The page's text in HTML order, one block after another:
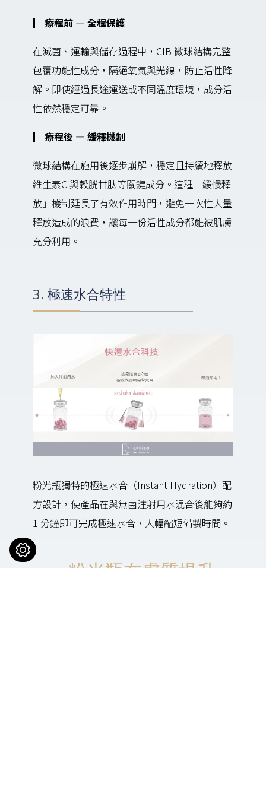
▎ 療程前 — 全程保護
在滅菌、運輸與儲存過程中，CIB 微球結構完整
包覆功能性成分，隔絕氧氣與光線，防止活性降
解。即使經過長途運送或不同溫度環境，成分活
性依然穩定可靠。
▎ 療程後 — 緩釋機制
微球結構在施用後逐步崩解，穩定且持續地釋放
維生素C 與穀胱甘肽等關鍵成分。這種「緩慢釋
放」機制延長了有效作用時間，避免一次性大量
釋放造成的浪費，讓每一份活性成分都能被肌膚
充分利用。
3. 極速水合特性
粉光瓶獨特的極速水合（Instant Hydration）配
方設計，使產品在與無菌注射用水混合後能夠約
1 分鐘即可完成極速水合，大幅縮短備製時間。
粉光瓶在膚質提升